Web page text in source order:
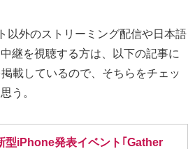
以外のストリーミング配信や日本語
継を視聴する方は、以下の記事に
載しているので、そちらをチェッ
う。
型iPhone発表イベント｢Gather